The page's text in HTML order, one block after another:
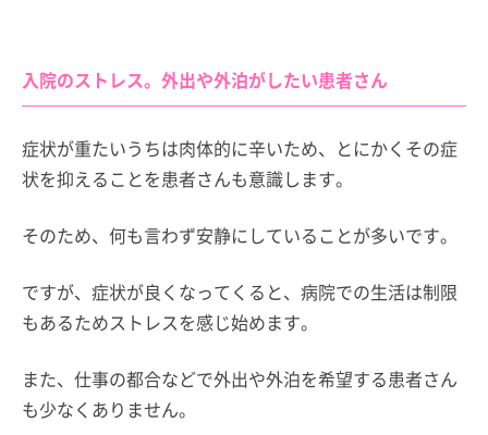
入院のストレス。外出や外泊がしたい患者さん
症状が重たいうちは肉体的に辛いため、とにかくその症
状を抑えることを患者さんも意識します。
そのため、何も言わず安静にしていることが多いです。
ですが、症状が良くなってくると、病院での生活は制限
もあるためストレスを感じ始めます。
また、仕事の都合などで外出や外泊を希望する患者さん
も少なくありません。